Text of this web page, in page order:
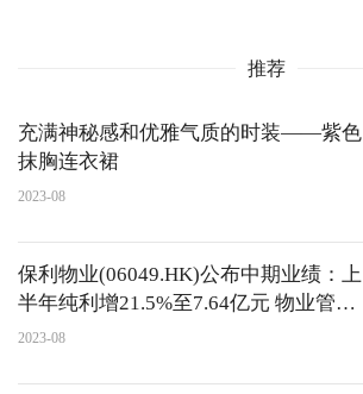
推荐
充满神秘感和优雅气质的时装——紫色
抹胸连衣裙
2023-08
保利物业(06049.HK)公布中期业绩：上
半年纯利增21.5%至7.64亿元 物业管理
服务收入同比增长21.8%
2023-08